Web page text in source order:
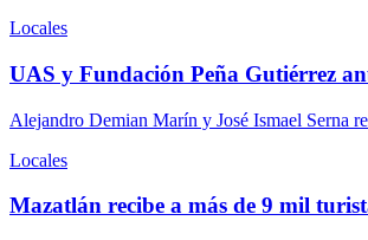
Locales
UAS y Fundación Peña Gutiérrez
Alejandro Demian Marín y José Ismael Serna
Locales
Mazatlán recibe a más de 9 mil